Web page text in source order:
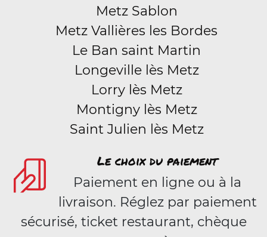
Metz Sablon
Metz Vallières les Bordes
Le Ban saint Martin
Longeville lès Metz
Lorry lès Metz
Montigny lès Metz
Saint Julien lès Metz
Le choix du paiement
Paiement en ligne ou à la
livraison. Réglez par paiement
sécurisé, ticket restaurant, chèque